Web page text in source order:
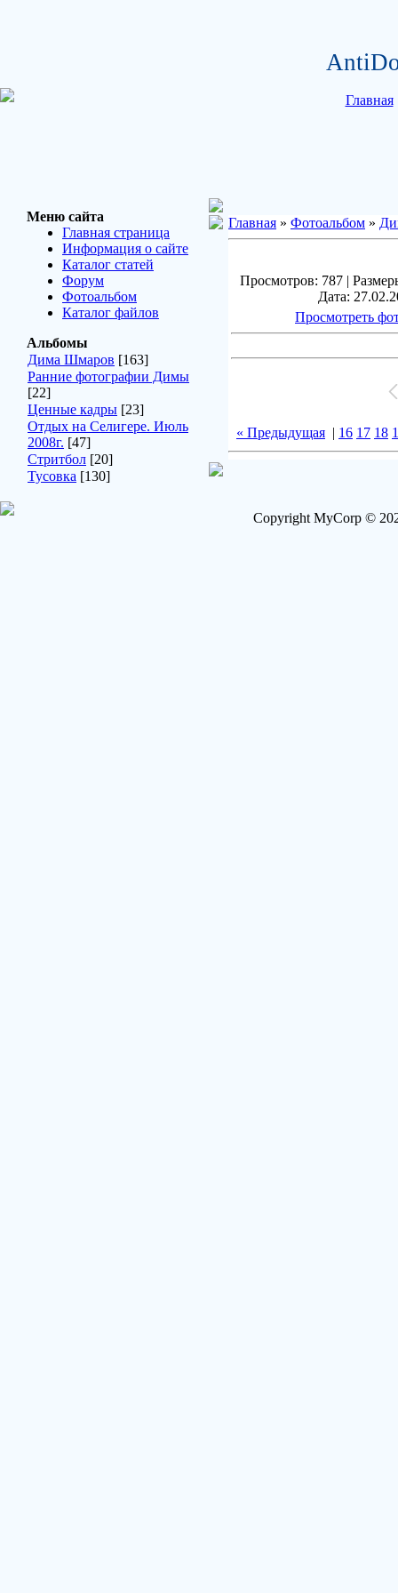
Главная
Меню сайта
Главная страница
Информация о сайте
Каталог статей
Форум
Фотоальбом
Каталог файлов
Альбомы
Дима Шмаров [163]
Ранние фотографии Димы
[22]
Ценные кадры [23]
Отдых на Селигере. Июль
2008г. [47]
Стритбол [20]
Тусовка [130]
Главная » Фотоальбом »
Просмотров: 787 |
Дата:
Просмотреть
« Предыдущая | 16 17 18
Copyright MyCorp ©